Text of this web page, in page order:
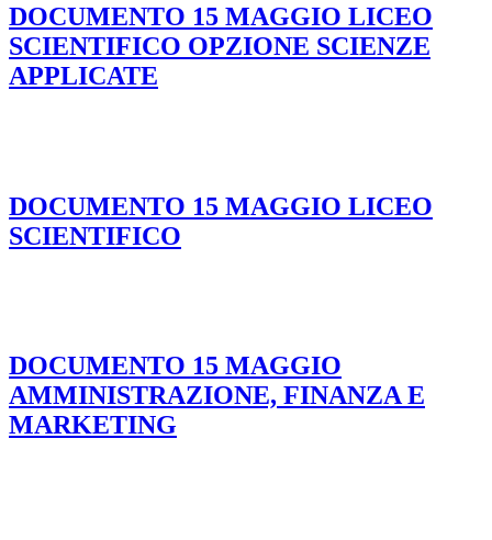
DOCUMENTO 15 MAGGIO LICEO
SCIENTIFICO OPZIONE SCIENZE
APPLICATE
DOCUMENTO 15 MAGGIO LICEO
SCIENTIFICO
DOCUMENTO 15 MAGGIO
AMMINISTRAZIONE, FINANZA E
MARKETING